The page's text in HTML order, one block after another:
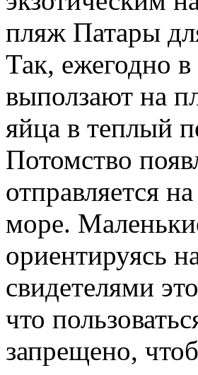
пляж Патары
Так, ежегодно
выползают на
яйца в теплый
Потомство
отправляется
море.
ориентируясь
свидетелями
что
запрещено,